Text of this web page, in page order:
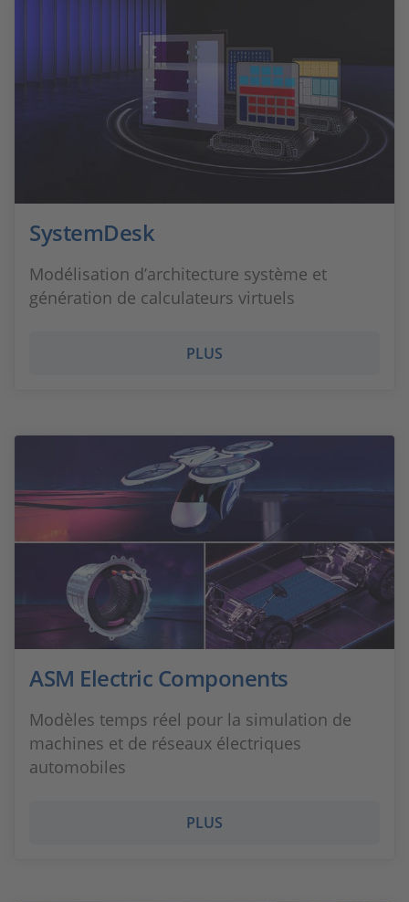
SystemDesk
Modélisation d’architecture système et
génération de calculateurs virtuels
PLUS
ASM Electric Components
Modèles temps réel pour la simulation de
machines et de réseaux électriques
automobiles
PLUS